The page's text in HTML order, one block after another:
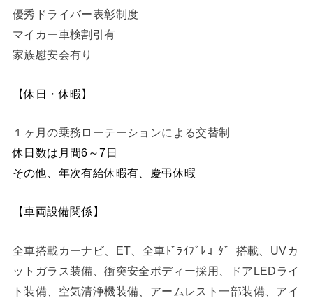
優秀ドライバー表彰制度
マイカー車検割引有
家族慰安会有り
【休日・休暇】
１ヶ月の乗務ローテーションによる交替制
休日数は月間6～7日
その他、年次有給休暇有、慶弔休暇
【車両設備関係】
全車搭載カーナビ、ET、全車ﾄﾞﾗｲﾌﾞﾚｺｰﾀﾞｰ搭載、UVカ
ットガラス装備、衝突安全ボディー採用、ドアLEDライ
ト装備、空気清浄機装備、アームレスト一部装備、アイ